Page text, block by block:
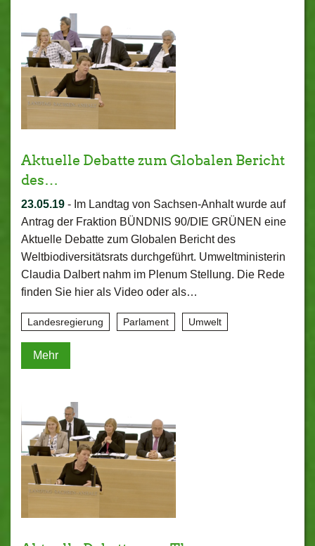
Aktuelle Debatte zum Globalen Bericht
des…
23.05.19 - Im Landtag von Sachsen-Anhalt wurde auf
Antrag der Fraktion BÜNDNIS 90/DIE GRÜNEN eine
Aktuelle Debatte zum Globalen Bericht des
Weltbiodiversitätsrats durchgeführt. Umweltministerin
Claudia Dalbert nahm im Plenum Stellung. Die Rede
finden Sie hier als Video oder als…
Landesregierung Parlament Umwelt
Mehr